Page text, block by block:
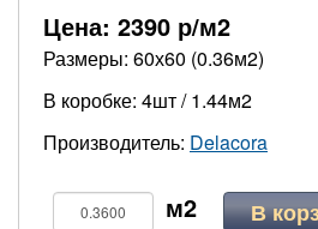
Цена: 2390 р/м2
Размеры: 60х60 (0.36м2)
В коробке: 4шт / 1.44м2
Производитель: Delacora
В